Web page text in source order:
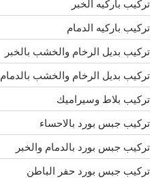
تركيب باركيه الخبر
تركيب باركيه الدمام
تركيب بديل الرخام والخشب بالخبر
تركيب بديل الرخام والخشب بالدمام
تركيب بلاط وسيراميك
تركيب جبس بورد بالاحساء
تركيب جبس بورد بالدمام والخبر
تركيب جبس بورد حفر الباطن